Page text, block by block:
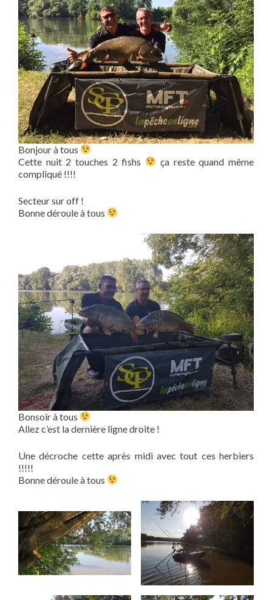
Bonjour à tous
Cette nuit 2 touches 2 fishs
ça reste quand même
compliqué !!!!
Secteur sur off !
Bonne déroule à tous
Bonsoir à tous
Allez c’est la dernière ligne droite !
Une décroche cette après midi avec tout ces herbiers
!!!!!
Bonne déroule à tous